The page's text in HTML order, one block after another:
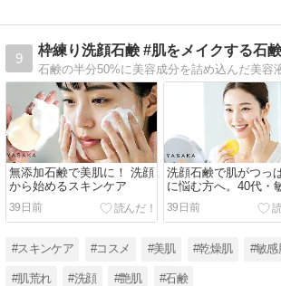
9
枠練り洗顔石鹸 #肌をメイクする石
無添加石鹸で美肌に！ 洗顔
から始めるスキンケア
39日前
洗顔石鹸で肌がつっ
に悩む方へ。40代・
のための正しい原因
ルーティン
39日前
#スキンケア #コスメ #美肌 #乾燥肌 #敏感
#肌荒れ #洗顔 #艶肌 #石鹸